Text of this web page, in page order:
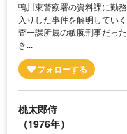
鴨川東警察署の資料課に勤
入りした事件を解明してい
査一課所属の敏腕刑事だっ
き...
桃太郎侍
（1976年）